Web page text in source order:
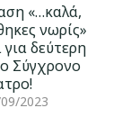
«…καλά,
νωρίς»
για δεύτερη
Σύγχρονο
2023